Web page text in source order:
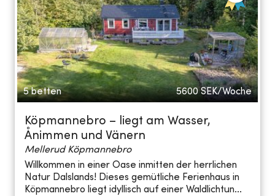
5 betten 5600 SEK/Woche
Köpmannebro – liegt am Wasser,
Ånimmen und Vänern
Mellerud Köpmannebro
Willkommen in einer Oase inmitten der herrlichen
Natur Dalslands! Dieses gemütliche Ferienhaus in
Köpmannebro liegt idyllisch auf einer Waldlichtun...